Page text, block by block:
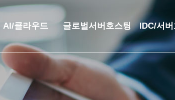
AI/클라우드
AI 인프라
AI 전용 서버호스팅
글로벌서버호스팅
해외
IDC/서버
코로
서버호